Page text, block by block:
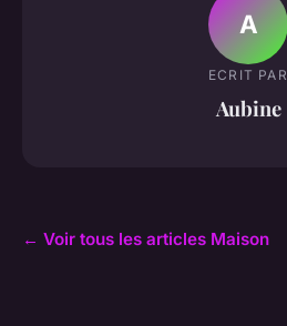
A
ECRIT PAR
Aubine
← Voir tous les articles Maison